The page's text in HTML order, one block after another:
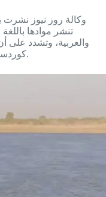
وكالة روز نيوز نشرت
تنشر موادها
والعربية، وتشدد
كوردستان وتعود ملكيتها لـ(كمال حسن حمه رضا).